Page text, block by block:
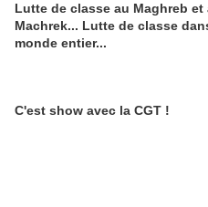
Lutte de classe au Maghreb et
Machrek... Lutte de classe
monde entier...
C'est show avec la CGT !